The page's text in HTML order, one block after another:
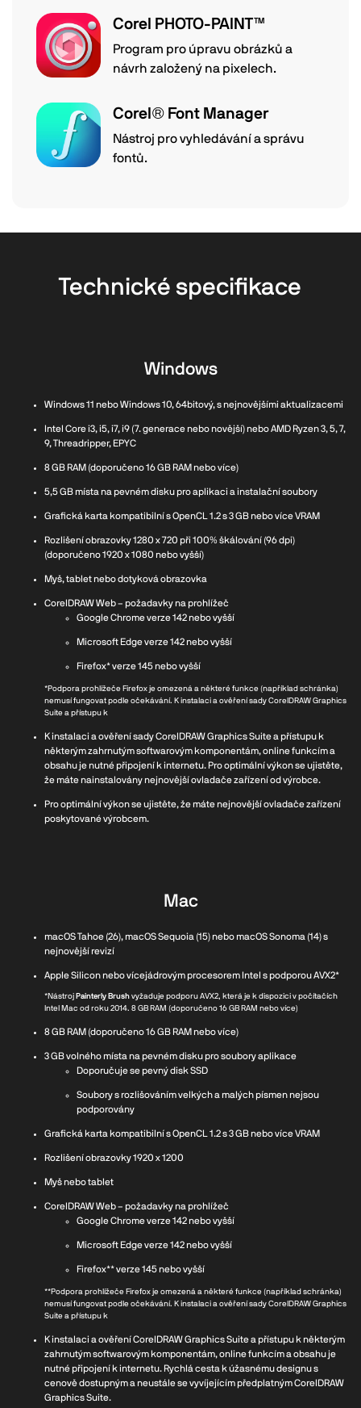
Corel PHOTO-PAINT™
Program pro úpravu obrázků a
návrh založený na pixelech.
Corel® Font Manager
Nástroj pro vyhledávání a správu
fontů.
Technické specifikace
Windows
Windows 11 nebo Windows 10, 64bitový, s nejnovějšími aktualizacemi
Intel Core i3, i5, i7, i9 (7. generace nebo novější) nebo AMD Ryzen 3, 5, 7,
9, Threadripper, EPYC
8 GB RAM (doporučeno 16 GB RAM nebo více)
5,5 GB místa na pevném disku pro aplikaci a instalační soubory
Grafická karta kompatibilní s OpenCL 1.2 s 3 GB nebo více VRAM
Rozlišení obrazovky 1280 x 720 při 100% škálování (96 dpi)
(doporučeno 1920 x 1080 nebo vyšší)
Myš, tablet nebo dotyková obrazovka
CorelDRAW Web – požadavky na prohlížeč
Google Chrome verze 142 nebo vyšší
Microsoft Edge verze 142 nebo vyšší
Firefox* verze 145 nebo vyšší
*Podpora prohlížeče Firefox je omezená a některé funkce (například schránka)
nemusí fungovat podle očekávání. K instalaci a ověření sady CorelDRAW Graphics
Suite a přístupu k
K instalaci a ověření sady CorelDRAW Graphics Suite a přístupu k
některým zahrnutým softwarovým komponentám, online funkcím a
obsahu je nutné připojení k internetu. Pro optimální výkon se ujistěte,
že máte nainstalovány nejnovější ovladače zařízení od výrobce.
Pro optimální výkon se ujistěte, že máte nejnovější ovladače zařízení
poskytované výrobcem.
Mac
macOS Tahoe (26), macOS Sequoia (15) nebo macOS Sonoma (14) s
nejnovější revizí
Apple Silicon nebo vícejádrovým procesorem Intel s podporou AVX2*
*Nástroj Painterly Brush vyžaduje podporu AVX2, která je k dispozici v počítačích
Intel Mac od roku 2014. 8 GB RAM (doporučeno 16 GB RAM nebo více)
8 GB RAM (doporučeno 16 GB RAM nebo více)
3 GB volného místa na pevném disku pro soubory aplikace
Doporučuje se pevný disk SSD
Soubory s rozlišováním velkých a malých písmen nejsou
podporovány
Grafická karta kompatibilní s OpenCL 1.2 s 3 GB nebo více VRAM
Rozlišení obrazovky 1920 x 1200
Myš nebo tablet
CorelDRAW Web – požadavky na prohlížeč
Google Chrome verze 142 nebo vyšší
Microsoft Edge verze 142 nebo vyšší
Firefox** verze 145 nebo vyšší
**Podpora prohlížeče Firefox je omezená a některé funkce (například schránka)
nemusí fungovat podle očekávání. K instalaci a ověření sady CorelDRAW Graphics
Suite a přístupu k
K instalaci a ověření CorelDRAW Graphics Suite a přístupu k některým
zahrnutým softwarovým komponentám, online funkcím a obsahu je
nutné připojení k internetu. Rychlá cesta k úžasnému designu s
cenově dostupným a neustále se vyvíjejícím předplatným CorelDRAW
Graphics Suite.